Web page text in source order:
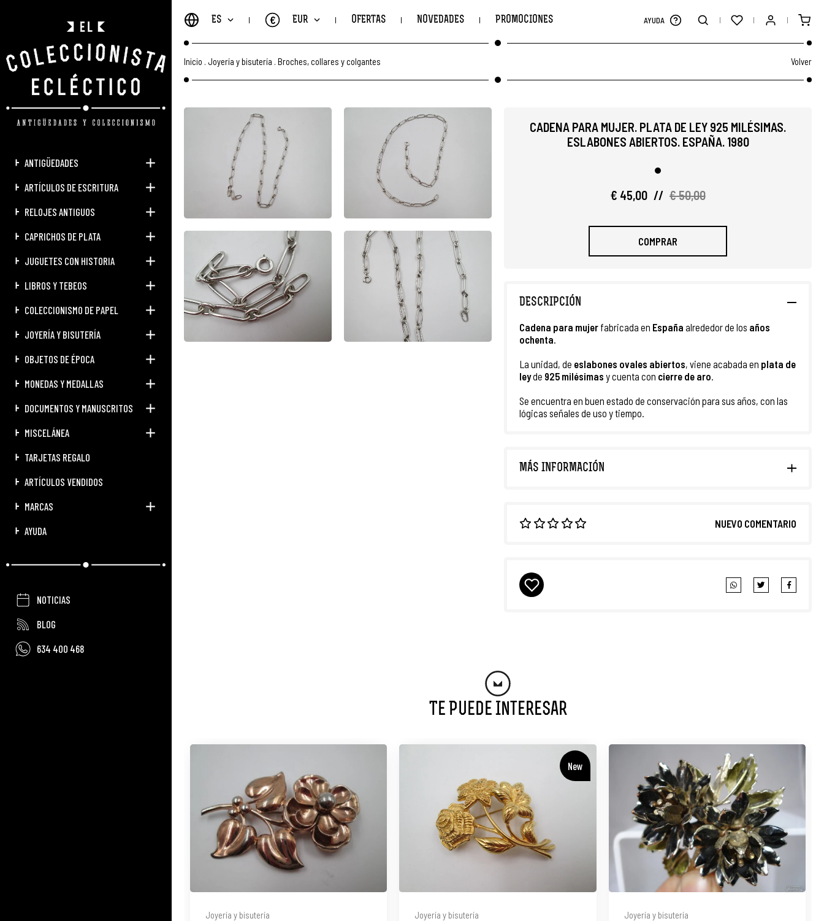
ANTIGÜEDADES
ARTÍCULOS DE ESCRITURA
RELOJES ANTIGUOS
CAPRICHOS DE PLATA
JUGUETES CON HISTORIA
LIBROS Y TEBEOS
COLECCIONISMO DE PAPEL
JOYERÍA Y BISUTERÍA
OBJETOS DE ÉPOCA
MONEDAS Y MEDALLAS
DOCUMENTOS Y MANUSCRITOS
MISCELÁNEA
TARJETAS REGALO
ARTÍCULOS VENDIDOS
MARCAS
AYUDA
NOTICIAS
BLOG
634 400 468
ES EUR
€ OFERTAS NOVEDADES PROMOCIONES AYUDA
Inicio Joyería y bisutería Broches, collares y colgantes Volver
CADENA PARA MUJER. PLATA DE LEY 925 MILÉSIMAS.
ESLABONES ABIERTOS. ESPAÑA. 1980
€ 45,00 // € 50,00
COMPRAR
DESCRIPCIÓN
Cadena para mujer fabricada en España alrededor de los años
ochenta.
La unidad, de eslabones ovales abiertos, viene acabada en plata de
leyde 925 milésimas y cuenta con cierre de aro.
Se encuentra en buen estado de conservación para sus años, con las
lógicas señales de uso y tiempo.
MÁS INFORMACIÓN
NUEVO COMENTARIO
Te Puede Interesar
Joyería y bisutería
New
Joyería y bisutería Joyería y bisutería